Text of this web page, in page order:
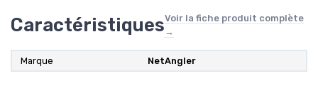
CaractéristiquesVoir la fiche produit complète
→
Marque NetAngler